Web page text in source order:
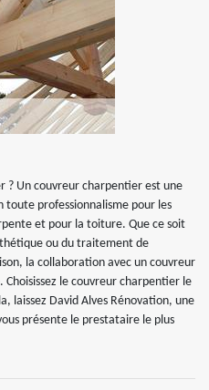
? Un couvreur charpentier est une
professionnalisme pour les
et pour la toiture. Que ce soit
ou du traitement de
la collaboration avec un couvreur
le couvreur charpentier le
laissez David Alves Rénovation, une
présente le prestataire le plus